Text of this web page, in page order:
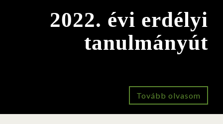
2022. évi erdélyi
tanulmányút
Tovább olvasom